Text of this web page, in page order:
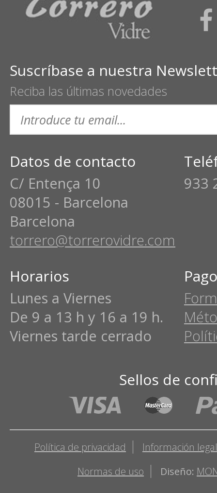
Suscríbase a nuestra
Reciba las últimas novedades
Datos de contacto
C/ Entença 10
08015 - Barcelona
Barcelona
torrero@torrerovidre.com
933
Horarios
Lunes a Viernes
De 9 a 13 h y 16 a 19 h.
Viernes tarde cerrado
Sellos de
Política de privacidad
Información legal
Normas de uso
Diseño: